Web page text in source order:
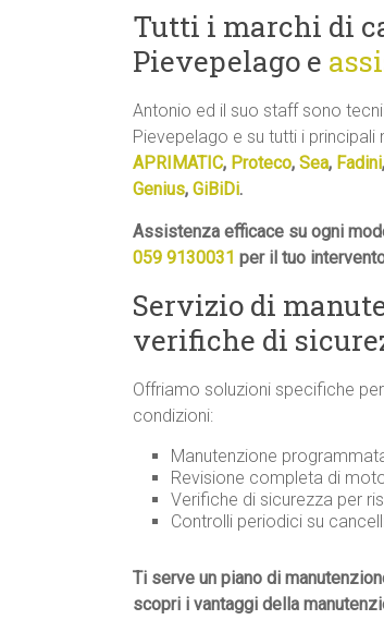
Tutti i marchi di
Pievepelago e
Antonio ed il suo staff sono
Pievepelago e su tutti i
APRIMATIC, Proteco, Sea, Fadini,
Genius, GiBiDi.
Assistenza efficace su ogni
059 9130031 per il tuo
Servizio di
verifiche di
Offriamo soluzioni specifiche
condizioni:
Manutenzione
Revisione completa di
Verifiche di sicurezza per
Controlli periodici su
Ti serve un piano di
scopri i vantaggi della